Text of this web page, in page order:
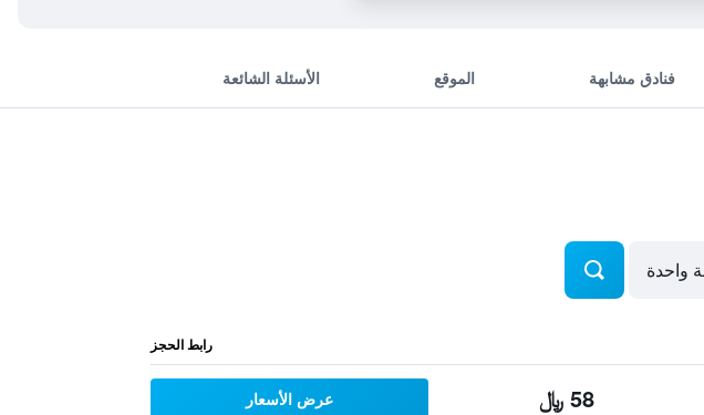
فنادق مشابهة الموقع الأسئلة الشائعة
رابط الحجز
58 ﷼ عرض الأسعار